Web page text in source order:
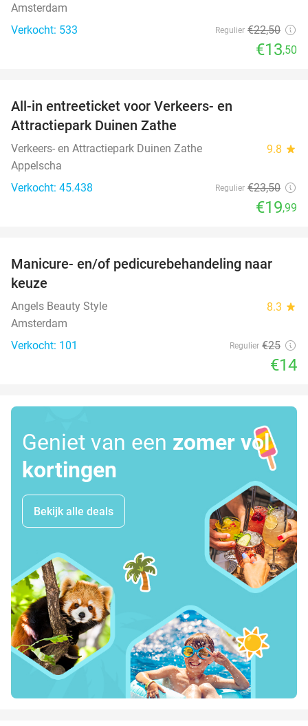
Amsterdam
Verkocht: 533
Regulier €22,50
€13,50
All-in entreeticket voor Verkeers- en
Attractiepark Duinen Zathe
Verkeers- en Attractiepark Duinen Zathe 9.8 star
Appelscha
Verkocht: 45.438
Regulier €23,50
€19,99
44%
Manicure- en/of pedicurebehandeling naar
keuze
Angels Beauty Style 8.3 star
Amsterdam
Verkocht: 101
Regulier €25
€14
Geniet van een zomer vol
kortingen
Bekijk alle deals